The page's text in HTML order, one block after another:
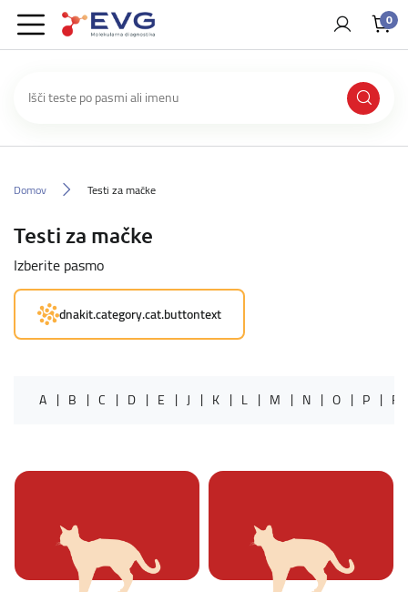
0
Domov Testi za mačke
Testi za mačke
Izberite pasmo
dnakit.category.cat.buttontext
A B C D E J K L M N O P R